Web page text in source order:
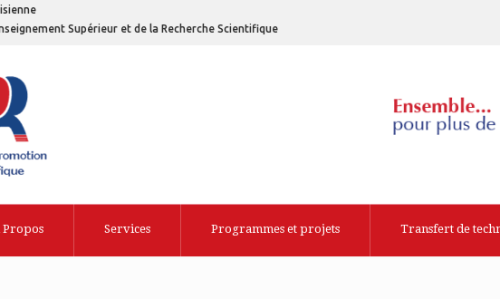
Supérieur et de la Recherche Scientifique
Propos Services Programmes et projets Transfert de